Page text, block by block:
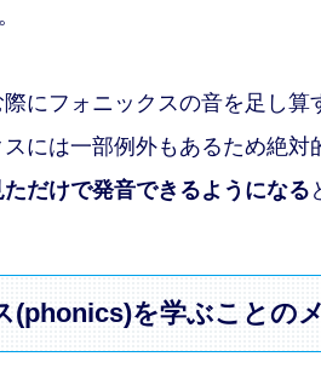
にフォニックスの音を足し
には一部例外もあるため絶
だけで発音できるようになる
(phonics)を学ぶことの